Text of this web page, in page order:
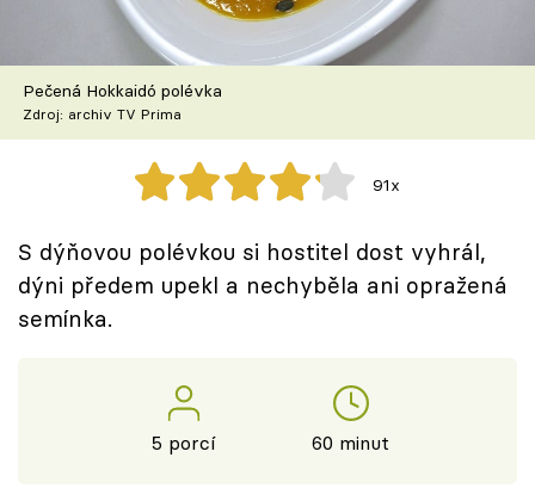
Škola vaření
Recepty z TV
Speciál: Cuketa
Těhotnej kuchař
Sledujte prima+
Přihlášení
Pečená Hokkaidó polévka
Zdroj: archiv TV Prima
91x
S dýňovou polévkou si hostitel dost vyhrál,
dýni předem upekl a nechyběla ani opražená
semínka.
5 porcí 60 minut